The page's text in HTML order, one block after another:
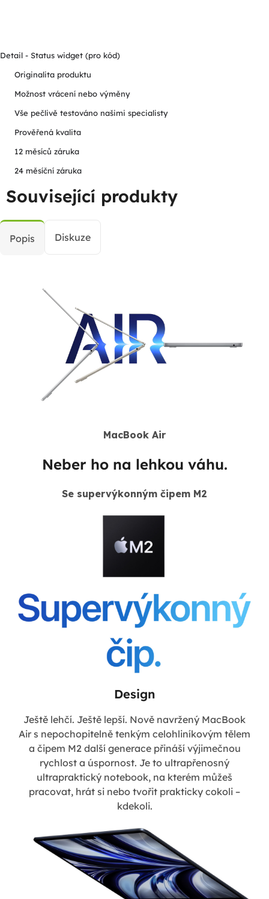
Detail - Status widget (pro kód)
Originalita produktu
Možnost vrácení nebo výměny
Vše pečlivě testováno našimi specialisty
Prověřená kvalita
12 měsíců záruka
24 měsíční záruka
Související produkty
Popis Diskuze
MacBook Air
Neber ho na lehkou váhu.
Se supervýkonným čipem M2
Design
Ještě lehčí. Ještě lepší. Nově navržený MacBook
Air s nepochopitelně tenkým celohliníkovým tělem
a čipem M2 další generace přináší výjimečnou
rychlost a úspornost. Je to ultrapřenosný
ultrapraktický notebook, na kterém můžeš
pracovat, hrát si nebo tvořit prakticky cokoli –
kdekoli.